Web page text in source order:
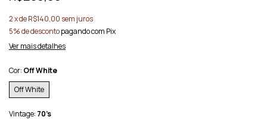
2x deR$140,00 sem juros
5% de descontopagando com Pix
Ver mais detalhes
Cor: Off White
Off White
Vintage: 70’s